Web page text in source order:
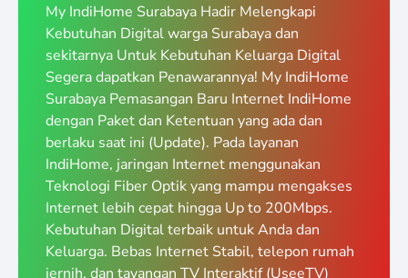
My IndiHome Surabaya Hadir Melengkapi
Kebutuhan Digital warga Surabaya dan
sekitarnya Untuk Kebutuhan Keluarga Digital
Segera dapatkan Penawarannya! My IndiHome
Surabaya Pemasangan Baru Internet IndiHome
dengan Paket dan Ketentuan yang ada dan
berlaku saat ini (Update). Pada layanan
IndiHome, jaringan Internet menggunakan
Teknologi Fiber Optik yang mampu mengakses
Internet lebih cepat hingga Up to 200Mbps.
Kebutuhan Digital terbaik untuk Anda dan
Keluarga. Bebas Internet Stabil, telepon rumah
jernih, dan tayangan TV Interaktif (UseeTV)